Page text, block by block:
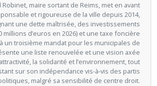
Robinet, maire sortant de Reims, met en avant
et rigoureuse de la ville depuis 2014,
une dette maîtrisée, des investissements
millions d’euros en 2026) et une taxe foncière
un troisième mandat pour les municipales de
une liste renouvelée et une vision axée
la solidarité et l’environnement, tout
sur son indépendance vis-à-vis des partis
malgré sa sensibilité de centre droit.